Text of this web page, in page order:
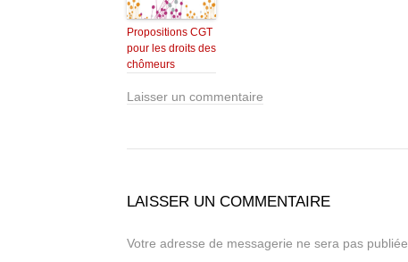
Propositions CGT
pour les droits des
chômeurs
Laisser un commentaire
LAISSER UN COMMENTAIRE
Votre adresse de messagerie ne sera pas publiée.